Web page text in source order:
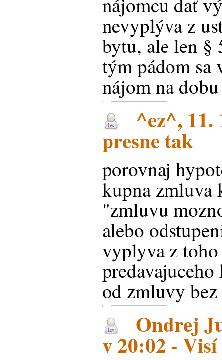
nevyplýva z
bytu, ale len §
tým pádom sa
nájom na
^ez^, 11.
presne tak
porovnaj
kupna zmluva
"zmluvu
alebo
vyplyva z
od zmluvy
Ondrej
v 20:02 -